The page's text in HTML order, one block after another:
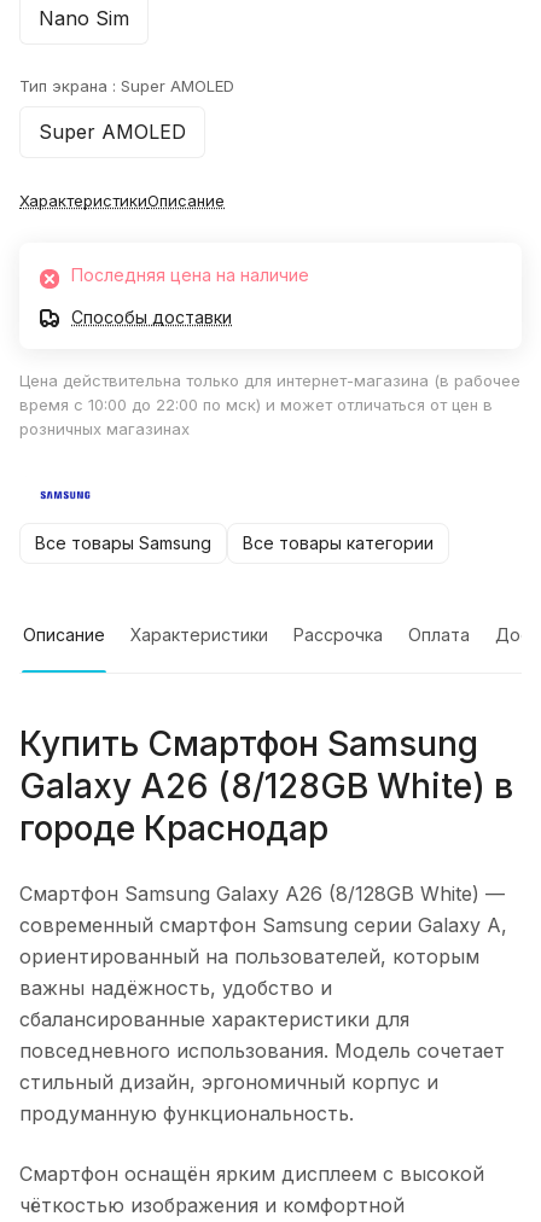
Nano Sim
Тип экрана : Super AMOLED
Super AMOLED
ХарактеристикиОписание
Последняя цена на наличие
Способы доставки
Цена действительна только для интернет-магазина (в рабочее
время с 10:00 до 22:00 по мск) и может отличаться от цен в
розничных магазинах
Все товары Samsung Все товары категории
Описание Характеристики Рассрочка Оплата
Купить Смартфон Samsung
Galaxy A26 (8/128GB White) в
городе Краснодар
Смартфон Samsung Galaxy A26 (8/128GB White) —
современный смартфон Samsung серии Galaxy A,
ориентированный на пользователей, которым
важны надёжность, удобство и
сбалансированные характеристики для
повседневного использования. Модель сочетает
стильный дизайн, эргономичный корпус и
продуманную функциональность.
Смартфон оснащён ярким дисплеем с высокой
чёткостью изображения и комфортной